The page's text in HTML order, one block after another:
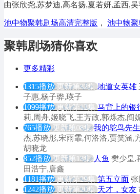
由张欣尧,苏梦迪,高名扬,夏若妍,孟西,吴
池中物聚韩剧场高清完整版 ， 池中物
聚韩剧场猜你喜欢
更多精彩
1315播放 更新第32集 地道女英雄
子惠,杨子骅,瑛子
1099播放 更新第12集 马背上的银
莉,周舟,姬晓飞,王芳政,郭烁杰,阎
765播放 更新第08集 我的鸵鸟先生
杰,苏晓彤,宋雨霏,何洛洛,贾笑涵,
胡晓龙
852播放 更新第13集 人鱼 樊少皇,
田浩宁,唐鑫
1181播放 更新第29集 第五立面 张
1242播放 更新第20集 天才，女友